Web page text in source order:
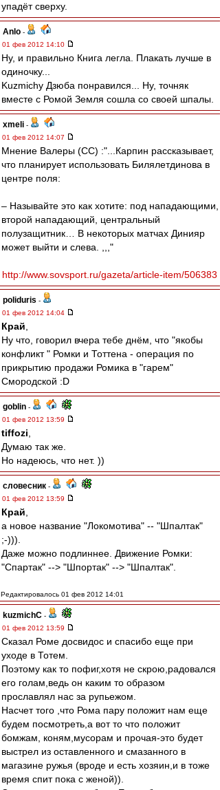
упадёт сверху.
Anlo -
01 фев 2012 14:10
Ну, и правильно Книга легла. Плакать лучше в
одиночку...
Kuzmichу Дзюба понравился... Ну, точняк
вместе с Ромой Земля сошла со своей шпалы.
xmeli -
01 фев 2012 14:07
Мнение Валеры (СС) :"...Карпин рассказывает,
что планирует использовать Билялетдинова в
центре поля:
– Называйте это как хотите: под нападающими,
второй нападающий, центральный
полузащитник… В некоторых матчах Динияр
может выйти и слева. ,,,"
http://www.sovsport.ru/gazeta/article-item/506383
poliduris -
01 фев 2012 14:04
Край
Ну что, говорил вчера тебе днём, что "якобы
конфликт " Ромки и Тоттена - операция по
прикрытию продажи Ромика в "гарем"
Смородской :D
goblin -
01 фев 2012 13:59
tiffozi
Думаю так же.
Но надеюсь, что нет. ))
словесник -
01 фев 2012 13:59
Край
а новое название "Локомотива" -- "Шпалтак"
;-))).
Даже можно подлиннее. Движение Ромки:
"Спартак" --> "Шпортак" --> "Шпалтак".
Редактировалось 01 фев 2012 14:01
kuzmichC -
01 фев 2012 13:59
Сказал Роме досвидос и спасибо еще при
уходе в Тотем.
Поэтому как то пофиг,хотя не скрою,радовался
его голам,ведь он каким то образом
прославлял нас за рупьежом.
Насчет того ,что Рома пару положит нам еще
будем посмотреть,а вот то что положит
бомжам, коням,мусорам и прочая-это будет
выстрел из оставленного и смазанного в
магазине ружья (вроде и есть хозяин,и в тоже
время спит пока с женой)).